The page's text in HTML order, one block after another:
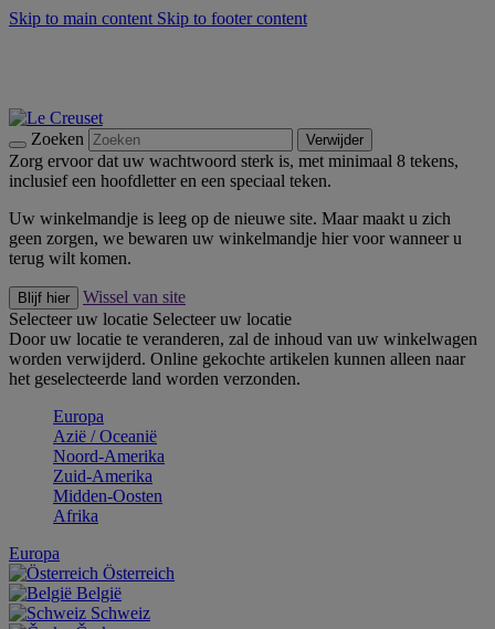
Skip to main content Skip to footer content
Zoeken Verwijder
Zorg ervoor dat uw wachtwoord sterk is, met minimaal 8 tekens,
inclusief een hoofdletter en een speciaal teken.
Uw winkelmandje is leeg op de nieuwe site. Maar maakt u zich
geen zorgen, we bewaren uw winkelmandje hier voor wanneer u
terug wilt komen.
Blijf hier
Wissel van site
Selecteer uw locatie Selecteer uw locatie
Door uw locatie te veranderen, zal de inhoud van uw winkelwagen
worden verwijderd. Online gekochte artikelen kunnen alleen naar
het geselecteerde land worden verzonden.
Europa
Aziё / Oceaniё
Noord-Amerika
Zuid-Amerika
Midden-Oosten
Afrika
Europa
Österreich
België
Schweiz